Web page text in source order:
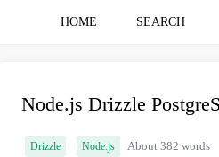
HOME SEARCH
Node.js Drizzle
Drizzle Node.js About 382 words